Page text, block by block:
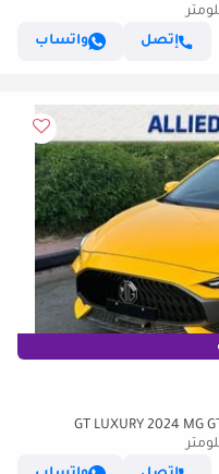
إتصل
واتساب